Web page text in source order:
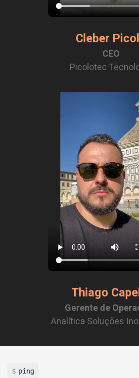
Cleber
CEO
Picolotec
Thiago
Gerente de
Analítica Soluções
ping